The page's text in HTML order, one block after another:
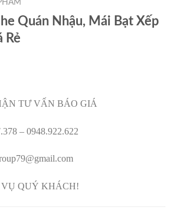
Quán Nhậu, Mái Bạt Xếp
Rẻ
TƯ VẤN BÁO GIÁ
– 0948.922.622
QUÝ KHÁCH!